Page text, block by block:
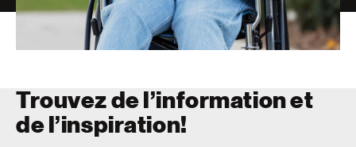
Trouvez de l’information et
de l’inspiration!